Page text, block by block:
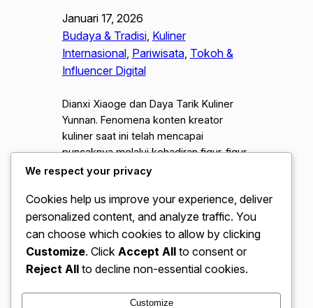
Januari 17, 2026
Budaya & Tradisi, Kuliner
Internasional, Pariwisata, Tokoh &
Influencer Digital
Dianxi Xiaoge dan Daya Tarik Kuliner
Yunnan. Fenomena konten kreator
kuliner saat ini telah mencapai
puncaknya melalui kehadiran figur-figur
autentik yang membawa penonton
paling menonjol adalah Dong Meihua,
atau yang lebih di kenal secara
internasional sebagai Di ianxi Xiaoge.
Melalui lensa kameranya, ia berhasil
memperkenalkan eksotisme kuliner
We respect your privacy
Cookies help us improve your experience, deliver
personalized content, and analyze traffic. You
can choose which cookies to allow by clicking
Customize. Click Accept All to consent or
Reject All to decline non-essential cookies.
Customize